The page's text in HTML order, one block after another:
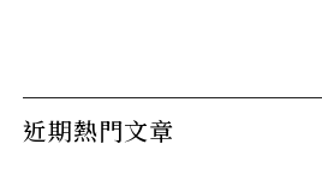
自封荷
收
川普對AI關鍵原
多晶矽課徵15％
近期熱門文章